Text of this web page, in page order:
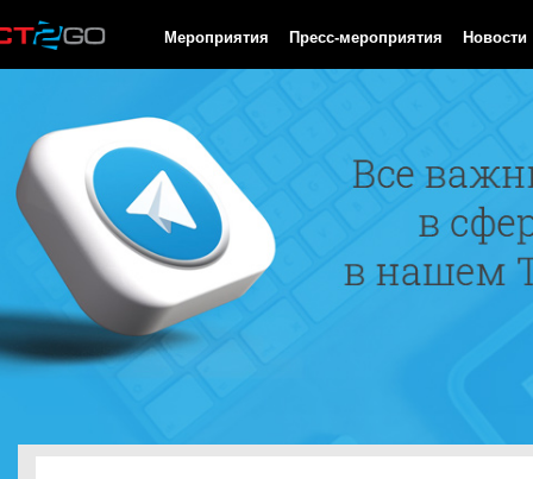
Мероприятия Пресс-мероприятия Новости